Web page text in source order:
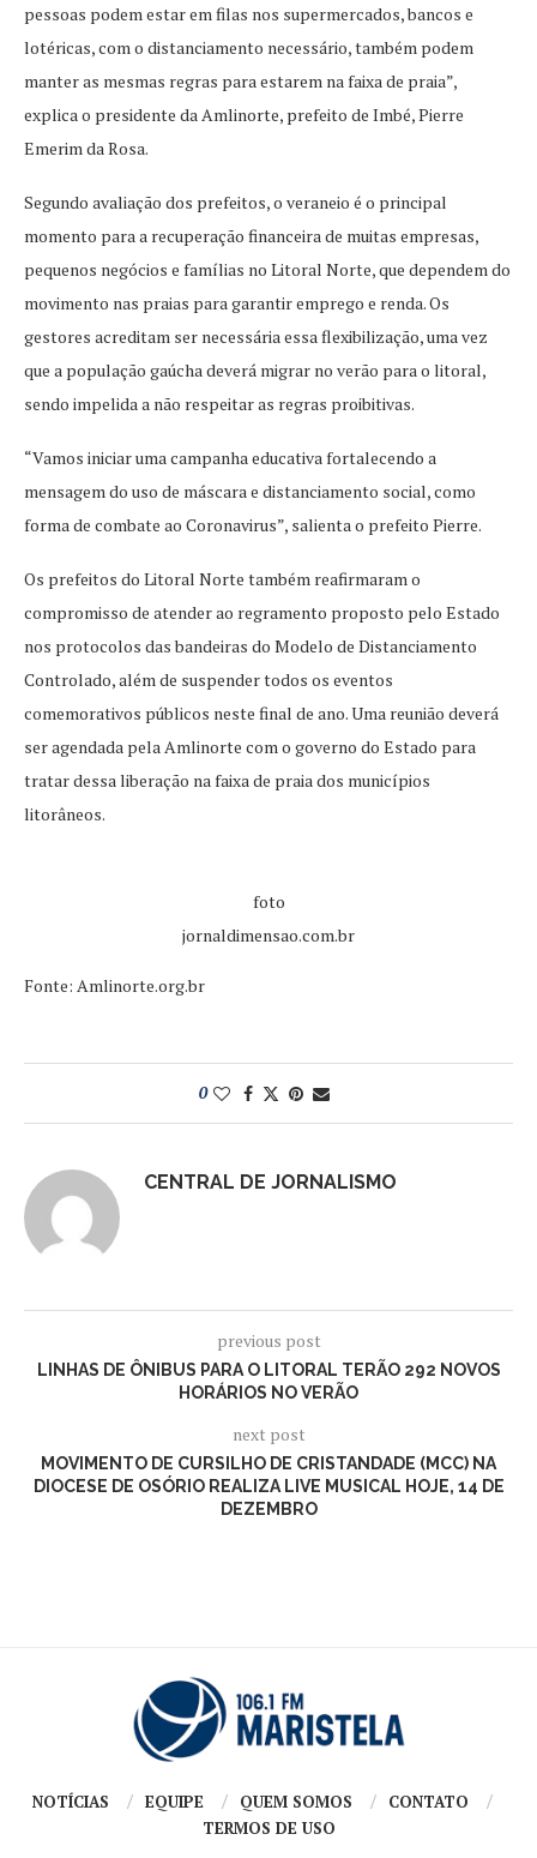
pessoas podem estar em filas nos supermercados, bancos e
lotéricas, com o distanciamento necessário, também podem
manter as mesmas regras para estarem na faixa de praia”,
explica o presidente da Amlinorte, prefeito de Imbé, Pierre
Emerim da Rosa.
Segundo avaliação dos prefeitos, o veraneio é o principal
momento para a recuperação financeira de muitas empresas,
pequenos negócios e famílias no Litoral Norte, que dependem do
movimento nas praias para garantir emprego e renda. Os
gestores acreditam ser necessária essa flexibilização, uma vez
que a população gaúcha deverá migrar no verão para o litoral,
sendo impelida a não respeitar as regras proibitivas.
“Vamos iniciar uma campanha educativa fortalecendo a
mensagem do uso de máscara e distanciamento social, como
forma de combate ao Coronavirus”, salienta o prefeito Pierre.
Os prefeitos do Litoral Norte também reafirmaram o
compromisso de atender ao regramento proposto pelo Estado
nos protocolos das bandeiras do Modelo de Distanciamento
Controlado, além de suspender todos os eventos
comemorativos públicos neste final de ano. Uma reunião deverá
ser agendada pela Amlinorte com o governo do Estado para
tratar dessa liberação na faixa de praia dos municípios
litorâneos.
foto
jornaldimensao.com.br
Fonte: Amlinorte.org.br
0
CENTRAL DE JORNALISMO
previous post
LINHAS DE ÔNIBUS PARA O LITORAL TERÃO 292 NOVOS
HORÁRIOS NO VERÃO
next post
MOVIMENTO DE CURSILHO DE CRISTANDADE (MCC) NA
DIOCESE DE OSÓRIO REALIZA LIVE MUSICAL HOJE, 14 DE
DEZEMBRO
NOTÍCIAS EQUIPE QUEM SOMOS
CONTATO
TERMOS DE USO